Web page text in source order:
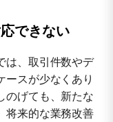
できない
は、取引件数やデ
ースが少なくあり
のげても、新たな
将来的な業務改善